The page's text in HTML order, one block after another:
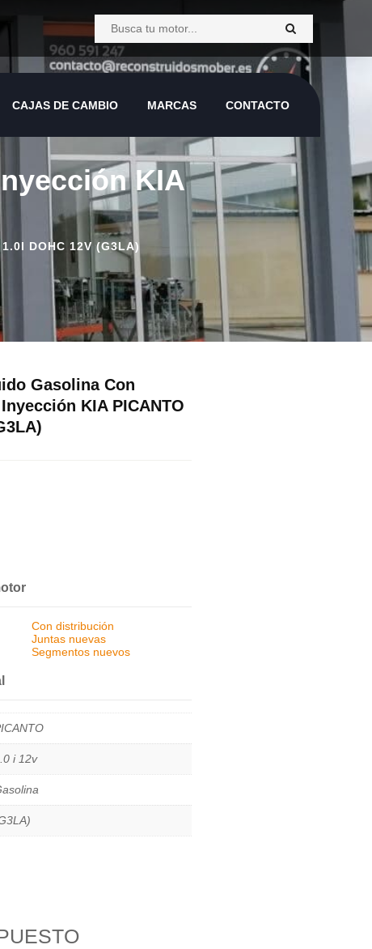
CAJAS DE CAMBIO MARCAS CONTACTO
KIA
DOHC 12V (G3LA)
Gasolina Con
KIA PICANTO
Con distribución
Juntas nuevas
Segmentos nuevos
i 12v